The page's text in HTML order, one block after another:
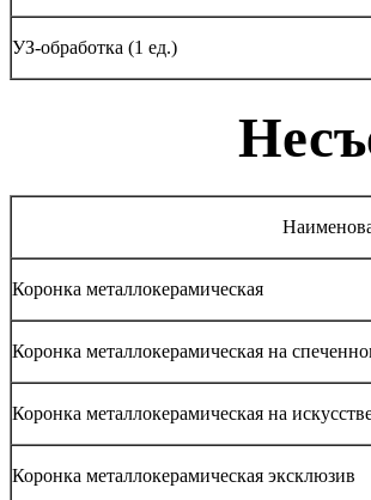
УЗ-обработка (1 ед.)
Коронка металлокерамическая
Коронка металлокерамическая на
Коронка металлокерамическая на
Коронка металлокерамическая эксклюзив